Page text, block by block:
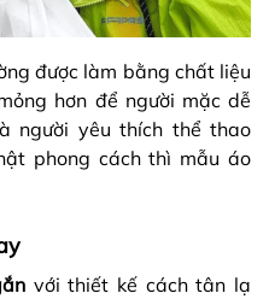
được làm bằng chất liệu
hơn để người mặc dễ
người yêu thích thể thao
phong cách thì mẫu áo
với thiết kế cách tân lạ